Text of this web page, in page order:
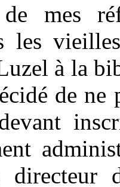
mes
les
à la
de ne
directeur